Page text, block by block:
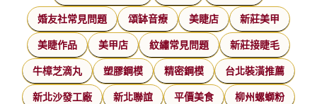
婚友社常見問題 頌缽音療 美睫店 新莊美甲
美睫作品 美甲店 紋繡常見問題 新莊接睫毛
牛樟芝滴丸 塑膠鋼模 精密鋼模 台北裝潢推薦
新北沙發工廠 新北聯誼 平價美食 柳州螺螄粉